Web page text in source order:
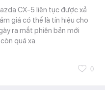
CX-5 liên tục được xả
giá có thể là tín hiệu cho
ra mắt phiên bản mới
quá xa.
0